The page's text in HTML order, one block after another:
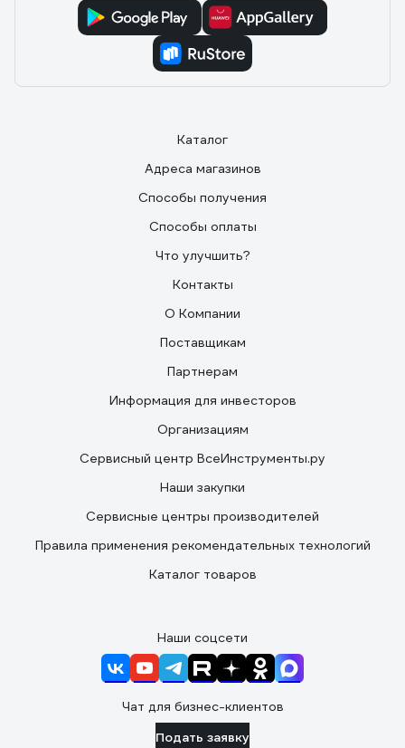
Каталог
Адреса магазинов
Способы получения
Способы оплаты
Что улучшить?
Контакты
О Компании
Поставщикам
Партнерам
Информация для инвесторов
Организациям
Сервисный центр ВсеИнструменты.ру
Наши закупки
Сервисные центры производителей
Правила применения рекомендательных технологий
Каталог товаров
Наши соцсети
Чат для бизнес-клиентов
Подать заявку